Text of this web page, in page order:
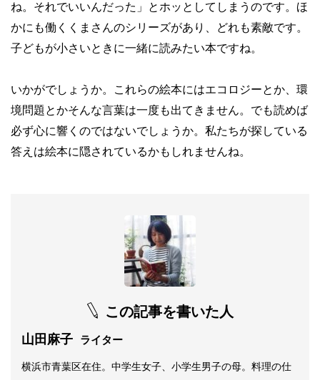
ね。それでいいんだった」とホッとしてしまうのです。ほ
かにも働くくまさんのシリーズがあり、どれも素敵です。
子どもが小さいときに一緒に読みたい本ですね。
いかがでしょうか。これらの絵本にはエコロジーとか、環
境問題とかそんな言葉は一度も出てきません。でも読めば
必ず心に響くのではないでしょうか。私たちが探している
答えは絵本に隠されているかもしれませんね。
この記事を書いた人
山田麻子 ライター
横浜市青葉区在住。中学生女子、小学生男子の母。料理の仕